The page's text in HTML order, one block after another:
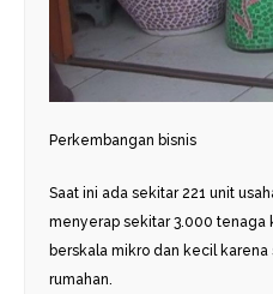
Perkembangan bisnis
Saat ini ada sekitar 221 unit
menyerap sekitar 3.000 tenaga
berskala mikro dan kecil
rumahan.